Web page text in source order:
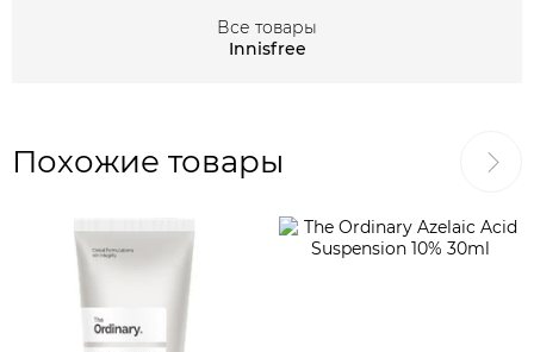
Все товары
Innisfree
Похожие товары